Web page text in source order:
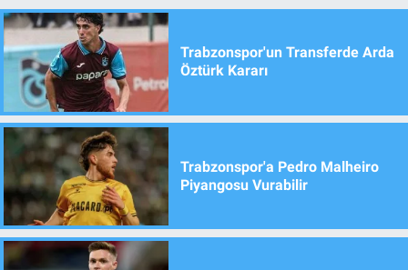
Trabzonspor'un Transferde Arda
Öztürk Kararı
Trabzonspor'a Pedro Malheiro
Piyangosu Vurabilir